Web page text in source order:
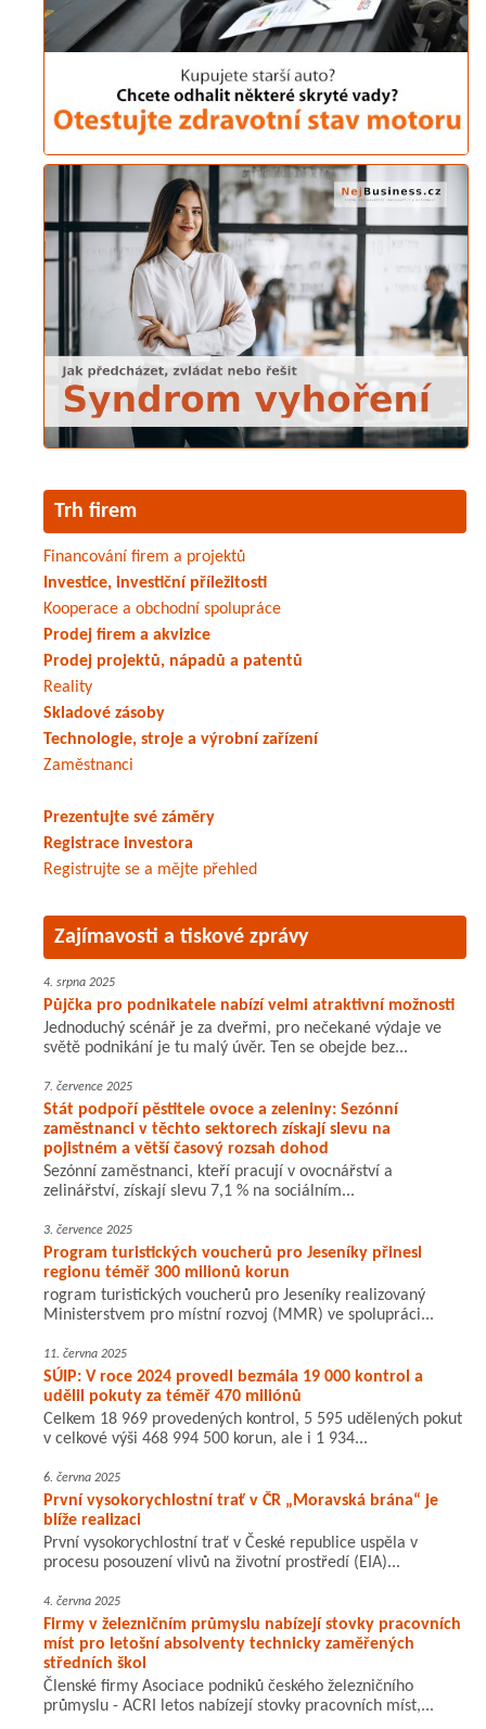
Trh firem
Financování firem a projektů
Investice, investiční příležitosti
Kooperace a obchodní spolupráce
Prodej firem a akvizice
Prodej projektů, nápadů a patentů
Reality
Skladové zásoby
Technologie, stroje a výrobní zařízení
Zaměstnanci
Prezentujte své záměry
Registrace investora
Registrujte se a mějte přehled
Zajímavosti a tiskové zprávy
4. srpna 2025
Půjčka pro podnikatele nabízí velmi atraktivní možnosti
Jednoduchý scénář je za dveřmi, pro nečekané výdaje ve
světě podnikání je tu malý úvěr. Ten se obejde bez...
7. července 2025
Stát podpoří pěstitele ovoce a zeleniny: Sezónní
zaměstnanci v těchto sektorech získají slevu na
pojistném a větší časový rozsah dohod
Sezónní zaměstnanci, kteří pracují v ovocnářství a
zelinářství, získají slevu 7,1 % na sociálním...
3. července 2025
Program turistických voucherů pro Jeseníky přinesl
regionu téměř 300 milionů korun
rogram turistických voucherů pro Jeseníky realizovaný
Ministerstvem pro místní rozvoj (MMR) ve spolupráci...
11. června 2025
SÚIP: V roce 2024 provedl bezmála 19 000 kontrol a
udělil pokuty za téměř 470 miliónů
Celkem 18 969 provedených kontrol, 5 595 udělených pokut
v celkové výši 468 994 500 korun, ale i 1 934...
6. června 2025
První vysokorychlostní trať v ČR „Moravská brána“ je
blíže realizaci
První vysokorychlostní trať v České republice uspěla v
procesu posouzení vlivů na životní prostředí (EIA)...
4. června 2025
Firmy v železničním průmyslu nabízejí stovky pracovních
míst pro letošní absolventy technicky zaměřených
středních škol
Členské firmy Asociace podniků českého železničního
průmyslu - ACRI letos nabízejí stovky pracovních míst,...